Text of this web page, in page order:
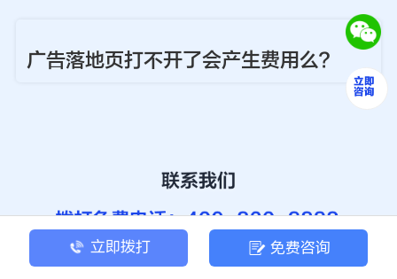
广告落地页打不开了会产生费用么？
立即拨打 免费咨询